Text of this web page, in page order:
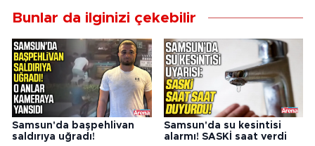
Bunlar da ilginizi çekebilir
Samsun'da başpehlivan
saldırıya uğradı!
Samsun'da su kesintisi
alarmı! SASKİ saat verdi